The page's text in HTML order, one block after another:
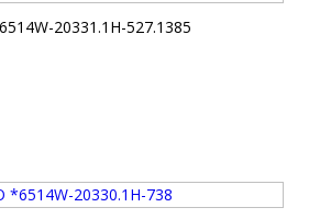
20331.1H-527.1385